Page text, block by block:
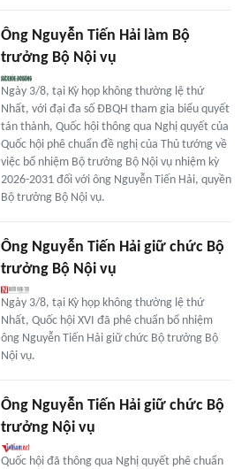
Ông Nguyễn Tiến Hải làm Bộ
trưởng Bộ Nội vụ
Ngày 3/8, tại Kỳ họp không thường lệ thứ
Nhất, với đại đa số ĐBQH tham gia biểu quyết
tán thành, Quốc hội thông qua Nghị quyết của
Quốc hội phê chuẩn đề nghị của Thủ tướng về
việc bổ nhiệm Bộ trưởng Bộ Nội vụ nhiệm kỳ
2026-2031 đối với ông Nguyễn Tiến Hải, quyền
Bộ trưởng Bộ Nội vụ.
Ông Nguyễn Tiến Hải giữ chức Bộ
trưởng Bộ Nội vụ
Ngày 3/8, tại Kỳ họp không thường lệ thứ
Nhất, Quốc hội XVI đã phê chuẩn bổ nhiệm
ông Nguyễn Tiến Hải giữ chức Bộ trưởng Bộ
Nội vụ.
Ông Nguyễn Tiến Hải giữ chức Bộ
trưởng Nội vụ
Quốc hội đã thông qua Nghị quyết phê chuẩn